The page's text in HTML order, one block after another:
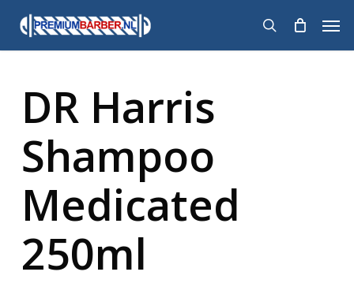
main
search
DR Harris
Shampoo
Medicated
250ml